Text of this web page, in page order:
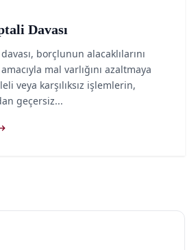
Davası
borçlunun alacaklılarını
mal varlığını azaltmaya
veya karşılıksız işlemlerin,
geçersiz...